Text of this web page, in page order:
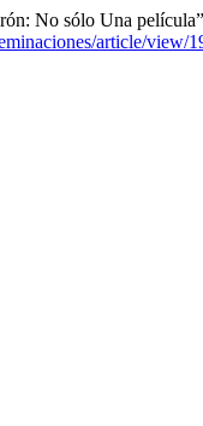
No sólo Una
article/view/